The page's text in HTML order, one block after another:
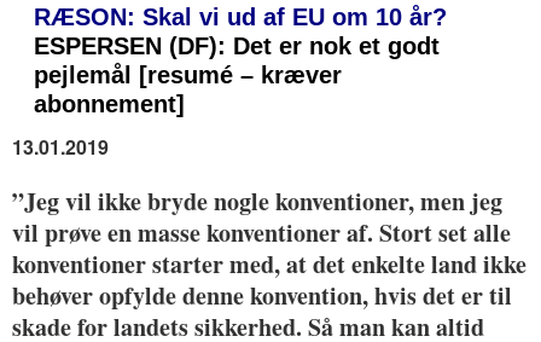
RÆSON: Skal vi ud af EU om 10 år?
ESPERSEN (DF): Det er nok et godt
pejlemål [resumé – kræver
abonnement]
13.01.2019
”Jeg vil ikke bryde nogle konventioner, men jeg
vil prøve en masse konventioner af. Stort set alle
konventioner starter med, at det enkelte land ikke
behøver opfylde denne konvention, hvis det er til
skade for landets sikkerhed. Så man kan altid